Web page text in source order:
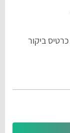
ביקור